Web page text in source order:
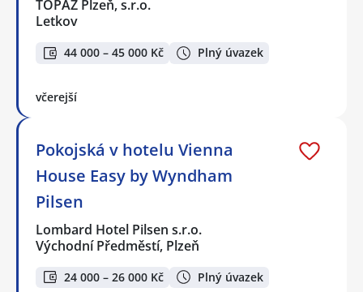
TOPAZ Plzeň, s.r.o.
Letkov
44 000 – 45 000 Kč Plný úvazek
včerejší
Pokojská v hotelu Vienna
House Easy by Wyndham
Pilsen
Lombard Hotel Pilsen s.r.o.
Východní Předměstí, Plzeň
24 000 – 26 000 Kč Plný úvazek